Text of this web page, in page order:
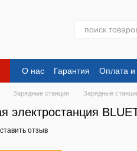
О нас Гарантия Оплата и
Зарядные станции Зарядные
электростанция
отзыв